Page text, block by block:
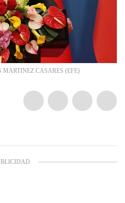
MARTINEZ CASARES (EFE)